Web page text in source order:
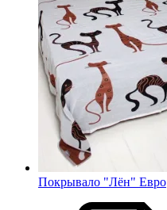
Покрывало "Лён" Евро